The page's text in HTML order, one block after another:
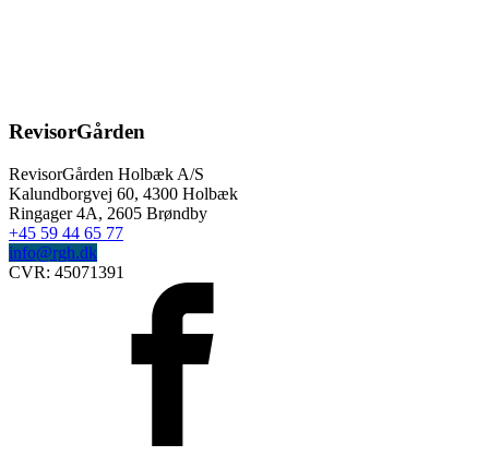
RevisorGården
RevisorGården Holbæk A/S
Kalundborgvej 60, 4300 Holbæk
Ringager 4A, 2605 Brøndby
+45 59 44 65 77
info@rgh.dk
CVR: 45071391